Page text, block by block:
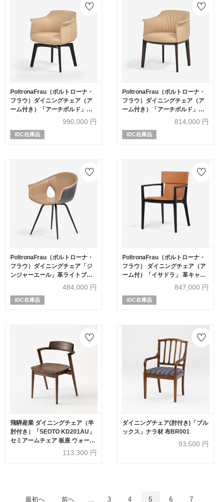
PoltronaFrau（ポルトローナ・
フラウ）ダイニングチェア（ア
ーム付き）「アーチボルド」回
転タイプ 革サンドベージュ色
990,000 円
IDC在庫品
PoltronaFrau（ポルトローナ・
フラウ）ダイニングチェア（ア
ーム付き）「アーチボルド」革
814,000 円
IDC在庫品
PoltronaFrau（ポルトローナ・
フラウ）ダイニングチェア「ジ
ンジャーエール」革ライトブラ
484,000 円
IDC在庫品
PoltronaFrau（ポルトローナ・
フラウ） ダイニングチェア（ア
ーム付）「イサドラ」 革キャメ
ル色 木部ダークブラウン色
847,000 円
IDC在庫品
飛騨産業 ダイニングチェア（半
肘付き）「SEOTO KD201AU」
セミアームチェア 板座 ウォール
ナット材 WA色【受注生産品】
113,300 円
ダイニングチェア(肘付き)「ブル
ックス」ナラ材 布BR001
93,500 円
最初へ 前へ 3 4 5 6 7